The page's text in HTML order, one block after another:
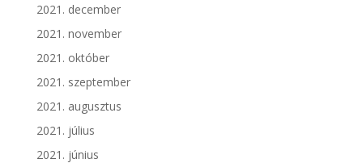
2021. december
2021. november
2021. október
2021. szeptember
2021. augusztus
2021. július
2021. június